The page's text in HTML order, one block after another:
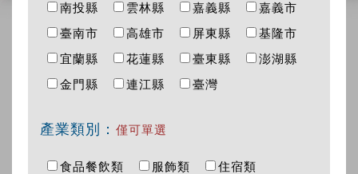
南投縣
雲林縣 嘉義縣
嘉義市
臺南市
高雄市 屏東縣
基隆市
宜蘭縣
花蓮縣 臺東縣
澎湖縣
金門縣
連江縣 臺灣
產業類別： 僅可單選
食品餐飲類 服飾類
住宿類